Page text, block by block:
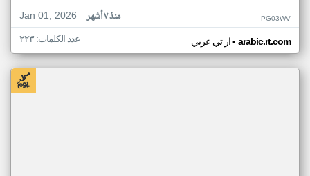
Jan 01, 2026
منذ ٧ أشهر PG03WV
ار تي عربي• arabic.rt.com عدد الكلمات: ٢٢٣